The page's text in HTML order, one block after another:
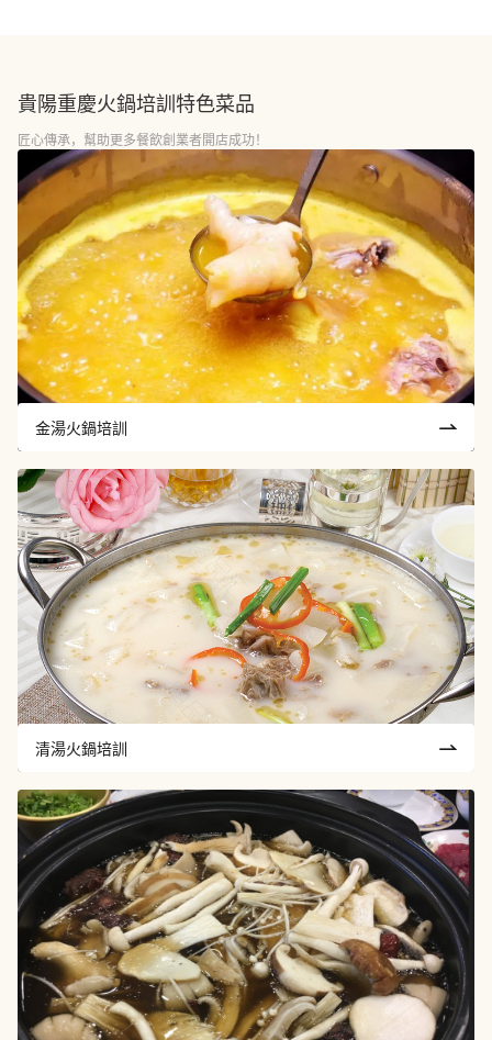
貴陽重慶火鍋培訓 特色菜品
匠心傳承，幫助更多餐飲創業者開店成功！
金湯火鍋培訓
清湯火鍋培訓